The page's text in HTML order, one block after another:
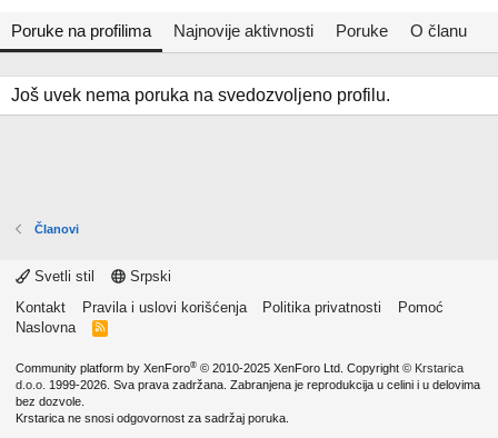
Poruke na profilima Najnovije aktivnosti Poruke O članu
Još uvek nema poruka na svedozvoljeno profilu.
Članovi
Svetli stil
Srpski
Kontakt
Pravila i uslovi korišćenja Politika privatnosti
Pomoć
Naslovna
R
Community platform by XenForo® © 2010-2025 XenForo Ltd. Copyright © Krstarica
d.o.o. 1999-2026. Sva prava zadržana. Zabranjena je reprodukcija u celini i u delovima
bez dozvole.
Krstarica ne snosi odgovornost za sadržaj poruka.